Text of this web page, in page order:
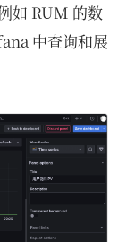
如 RUM 的数
中查询和展